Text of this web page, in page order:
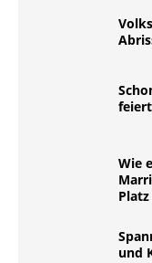
Wie
Platz
und